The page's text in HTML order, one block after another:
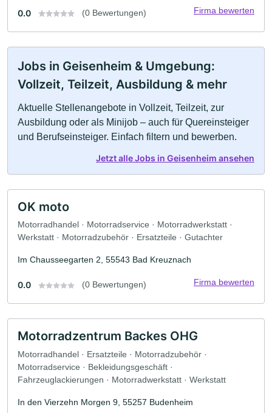
0.0 (0 Bewertungen) Firma bewerten
Jobs in Geisenheim & Umgebung:
Vollzeit, Teilzeit, Ausbildung & mehr
Aktuelle Stellenangebote in Vollzeit, Teilzeit, zur
Ausbildung oder als Minijob – auch für Quereinsteiger
und Berufseinsteiger. Einfach filtern und bewerben.
Jetzt alle Jobs in Geisenheim ansehen
OK moto
Motorradhandel · Motorradservice · Motorradwerkstatt ·
Werkstatt · Motorradzubehör · Ersatzteile · Gutachter
Im Chausseegarten 2, 55543 Bad Kreuznach
0.0 (0 Bewertungen) Firma bewerten
Motorradzentrum Backes OHG
Motorradhandel · Ersatzteile · Motorradzubehör ·
Motorradservice · Bekleidungsgeschäft ·
Fahrzeuglackierungen · Motorradwerkstatt · Werkstatt
In den Vierzehn Morgen 9, 55257 Budenheim